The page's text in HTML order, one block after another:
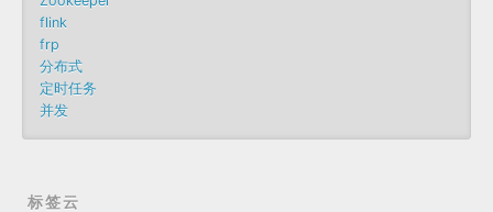
flink
frp
分布式
定时任务
并发
标签云